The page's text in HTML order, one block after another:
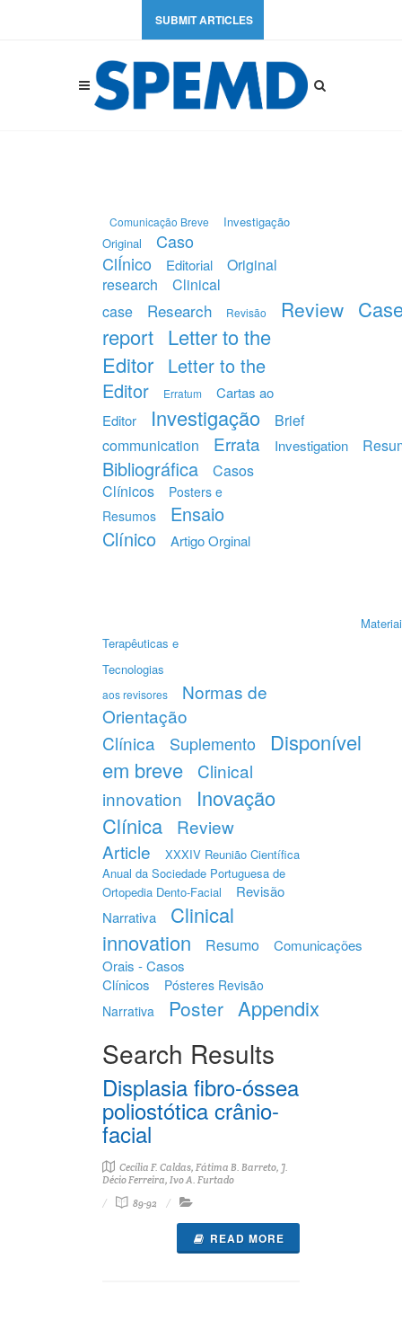
SUBMIT ARTICLES
Comunicação Breve
Investigação
Original
Caso
ClÍnico
Editorial
Original
research
Clinical
case
Research Revisão Review
report Letter to the
Editor Letter to the
Editor
Erratum
Cartas ao
Editor
Investigação
Brief
communication
Errata Investigation
Bibliográfica
Casos
Clínicos
Posters e
Resumos
Ensaio
Clínico
Artigo Orginal
Terapêuticas e
Tecnologias
aos revisores
Normas de
Orientação
Clínica
Suplemento
Disponível
em breve
Clinical
innovation
Inovação
Clínica
Review
Article
XXXIV Reunião Científica
Anual da Sociedade Portuguesa de
Ortopedia Dento-Facial
Revisão
Narrativa
Clinical
innovation
Resumo
Comunicações
Orais - Casos
Clínicos
Pósteres Revisão
Narrativa
Poster Appendix
Search Results
Displasia fibro-óssea
poliostótica crânio-
facial
Cecília F. Caldas, Fátima B. Barreto, J.
Décio Ferreira, Ivo A. Furtado
89-92
READ MORE